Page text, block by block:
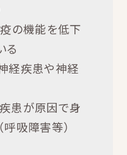
の機能を低下
る
経疾患や神経
患が原因で身
吸障害等）